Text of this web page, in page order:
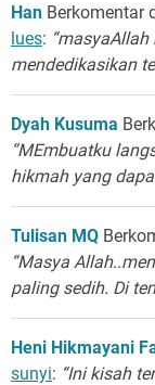
Han Berkomentar
lues:
mendedikasikan
Dyah Kusuma
“MEmbuatku
hikmah yang
Tulisan MQ
“Masya
paling sedih. Di
Heni Hikmayani
sunyi: “Ini kisah